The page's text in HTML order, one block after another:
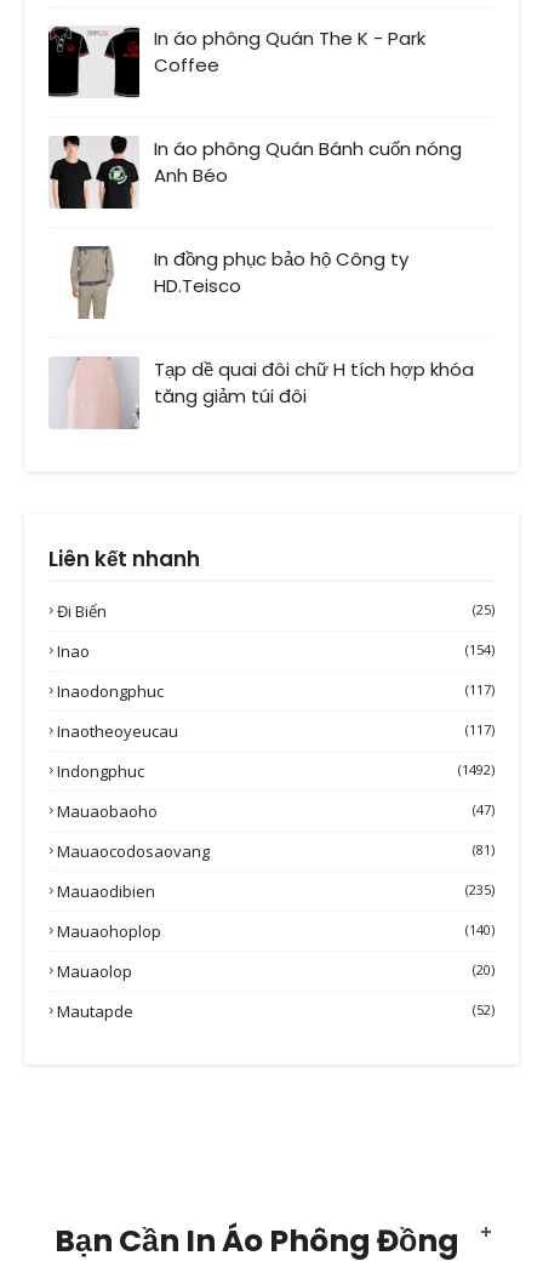
In áo phông Quán The K - Park
Coffee
In áo phông Quán Bánh cuốn nóng
Anh Béo
In đồng phục bảo hộ Công ty
HD.Teisco
Tạp dề quai đôi chữ H tích hợp khóa
tăng giảm túi đôi
Liên kết nhanh
Đi Biển (25)
Inao (154)
Inaodongphuc (117)
Inaotheoyeucau (117)
Indongphuc (1492)
Mauaobaoho (47)
Mauaocodosaovang (81)
Mauaodibien (235)
Mauaohoplop (140)
Mauaolop (20)
Mautapde (52)
Bạn Cần In Áo Phông Đồng